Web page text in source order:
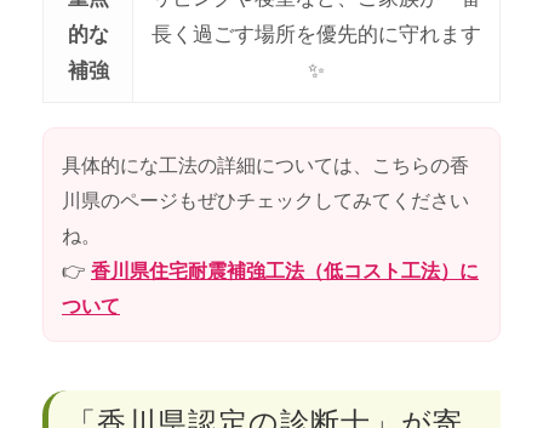
的な
補強
長く過ごす場所を優先的に守れます
✨
具体的にな工法の詳細については、こちらの香
川県のページもぜひチェックしてみてください
ね。
👉 香川県住宅耐震補強工法（低コスト工法）に
ついて